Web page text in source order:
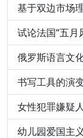
基于双边市场
试论法国“五月
俄罗斯语言文
书写工具的演
女性犯罪嫌疑
幼儿园爱国主